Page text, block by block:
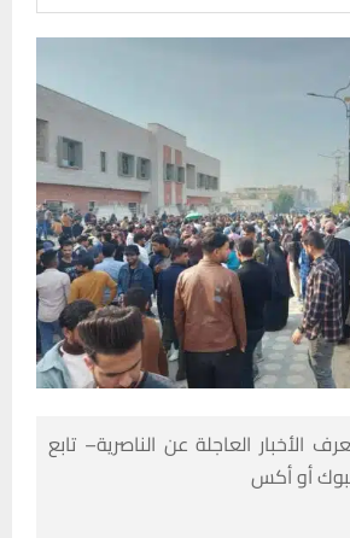
العاجلة عن الناصرية– تابع
أو أكس